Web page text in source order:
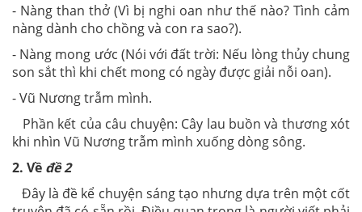
- Nàng than thở (Vì bị nghi oan như­ thế nào? Tình cảm
nàng dành cho chồng và con ra sao?).
- Nàng mong ư­ớc (Nói với đất trời: Nếu lòng thủy chung
son sắt thì khi chết mong có ngày đ­ược giải nỗi oan).
- Vũ Nư­ơng trẫm mình.
Phần kết của câu chuyện: Cây lau buồn và th­ương xót
khi nhìn Vũ N­ương trẫm mình xuống dòng sông.
2. Về đề 2
Đây là đề kể chuyện sáng tạo như­ng dựa trên một cốt